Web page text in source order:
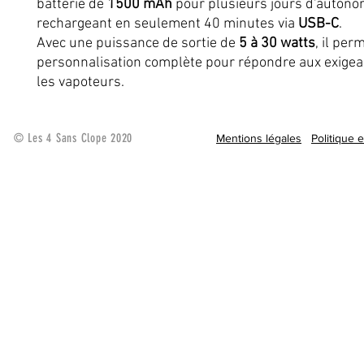
batterie de 1500 mAh pour plusieurs jours
rechargeant en seulement 40 minutes via USB-C.
Avec une puissance de sortie de 5 à 30 watts, il
personnalisation complète pour répondre aux
les vapoteurs.
© Les 4 Sans Clope 2020 Mentions légales Politique